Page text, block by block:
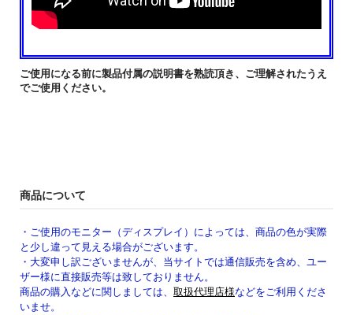
ご使用になる前に製品付属の説明書を熟読頂き、ご理解されたうえ
でご使用ください。
商品について
・ご使用のモニター（ディスプレイ）によっては、商品の色が実際
と少し違って見える場合がございます。
・大変申し訳ございませんが、当サイトでは通信販売を含め、ユー
ザー様に直接販売等は致しておりません。
商品の購入などに関しましては、 取扱代理店様などをご利用くださ
いませ。